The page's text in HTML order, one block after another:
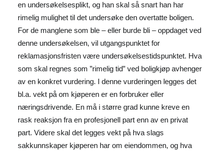
en undersøkelsesplikt, og han skal så snart han har
rimelig mulighet til det undersøke den overtatte boligen.
For de manglene som ble – eller burde bli – oppdaget ved
denne undersøkelsen, vil utgangspunktet for
reklamasjonsfristen være undersøkelsestidspunktet. Hva
som skal regnes som ”rimelig tid” ved boligkjøp avhenger
av en konkret vurdering. I denne vurderingen legges det
bl.a. vekt på om kjøperen er en forbruker eller
næringsdrivende. En må i større grad kunne kreve en
rask reaksjon fra en profesjonell part enn av en privat
part. Videre skal det legges vekt på hva slags
sakkunnskaper kjøperen har om eiendommen, og hva